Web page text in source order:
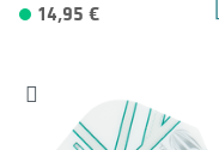
14,95 €